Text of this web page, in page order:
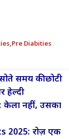
,Pre Diabities
समय की छोटी
हेल्दी
नहीं, उसका
2025: रोज़ एक